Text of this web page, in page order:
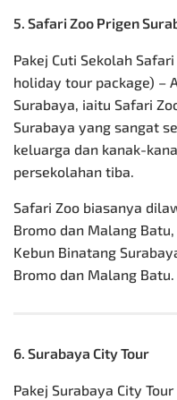
5. Safari Zoo Prigen
Pakej Cuti Sekolah
holiday tour package) –
Surabaya, iaitu Safari
Surabaya yang sangat
keluarga dan kanak-
persekolahan tiba.
Safari Zoo biasanya
Bromo dan Malang
Kebun Binatang
Bromo dan Malang Batu.
6. Surabaya City Tour
Pakej Surabaya City